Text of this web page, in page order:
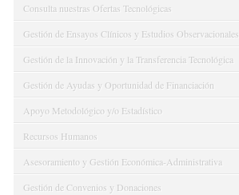
Consulta nuestras Ofertas Tecnológicas
Gestión de Ensayos Clínicos y Estudios Observacionales
Gestión de la Innovación y la Transferencia Tecnológica
Gestión de Ayudas y Oportunidad de Financiación
Apoyo Metodológico y/o Estadístico
Recursos Humanos
Asesoramiento y Gestión Económica-Administrativa
Gestión de Convenios y Donaciones